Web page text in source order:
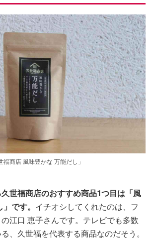
商店 風味豊かな 万能だし」
世福商店のおすすめ商品1つ目は「風
です。 イチオシしてくれたのは、フ
江口 恵子さんです。テレビでも多数
、久世福を代表する商品なのだそう。